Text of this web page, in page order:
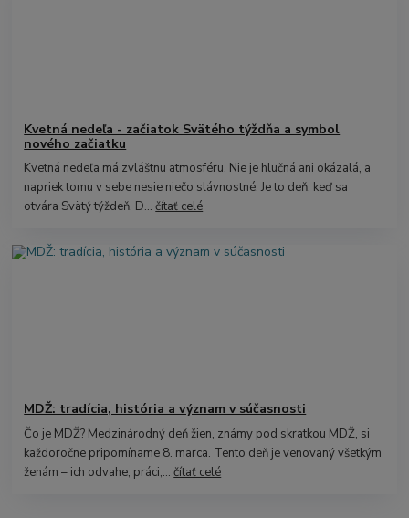
Kvetná nedeľa - začiatok Svätého týždňa a symbol
nového začiatku
Kvetná nedeľa má zvláštnu atmosféru. Nie je hlučná ani okázalá, a
napriek tomu v sebe nesie niečo slávnostné. Je to deň, keď sa
otvára Svätý týždeň. D...čítať celé
MDŽ: tradícia, história a význam v súčasnosti
Čo je MDŽ? Medzinárodný deň žien, známy pod skratkou MDŽ, si
každoročne pripomíname 8. marca. Tento deň je venovaný všetkým
ženám – ich odvahe, práci,...čítať celé